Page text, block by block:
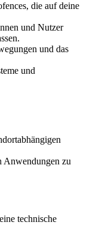
die auf deine
und Nutzer
und das
und
Anwendungen zu
technische